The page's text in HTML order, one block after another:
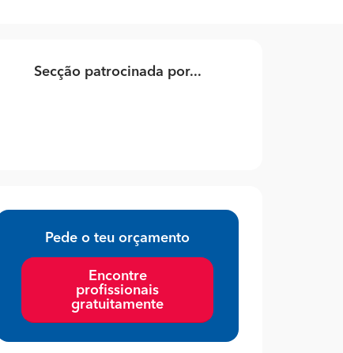
Secção patrocinada por...
Pede o teu orçamento
Encontre
profissionais
gratuitamente